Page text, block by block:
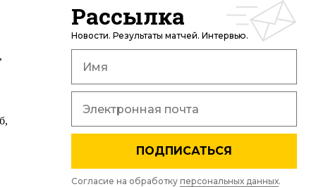
Рассылка
Новости. Результаты матчей. Интервью.
ПОДПИСАТЬСЯ
Согласие на обработку персональных данных.